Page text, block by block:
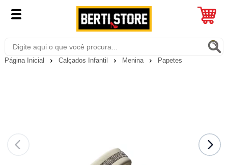
Página Inicial Calçados Infantil Menina Papetes